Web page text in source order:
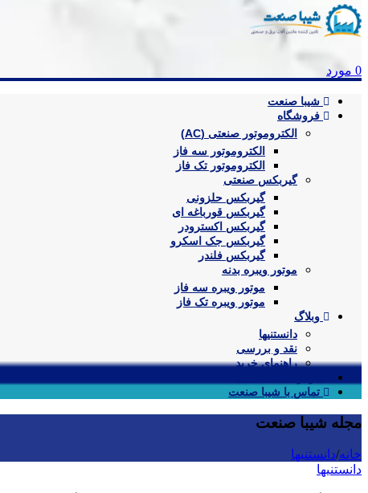
0 مورد
شیبا صنعت
فروشگاه
الکتروموتور صنعتی (AC)
الکتروموتور سه فاز
الکتروموتور تک فاز
گیربکس صنعتی
گیربکس حلزونی
گیربکس قورباغه ای
گیربکس اکسترودر
گیربکس جک اسکرو
گیربکس فلندر
موتور ویبره بدنه
موتور ویبره سه فاز
موتور ویبره تک فاز
وبلاگ
دانستنیها
نقد و بررسی
راهنمای خرید
تماس با شیبا صنعت
مجله شیبا صنعت
خانه/دانستنیها
دانستنیها